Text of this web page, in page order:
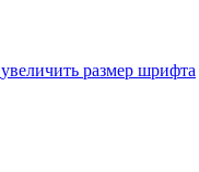
увеличить размер шрифта